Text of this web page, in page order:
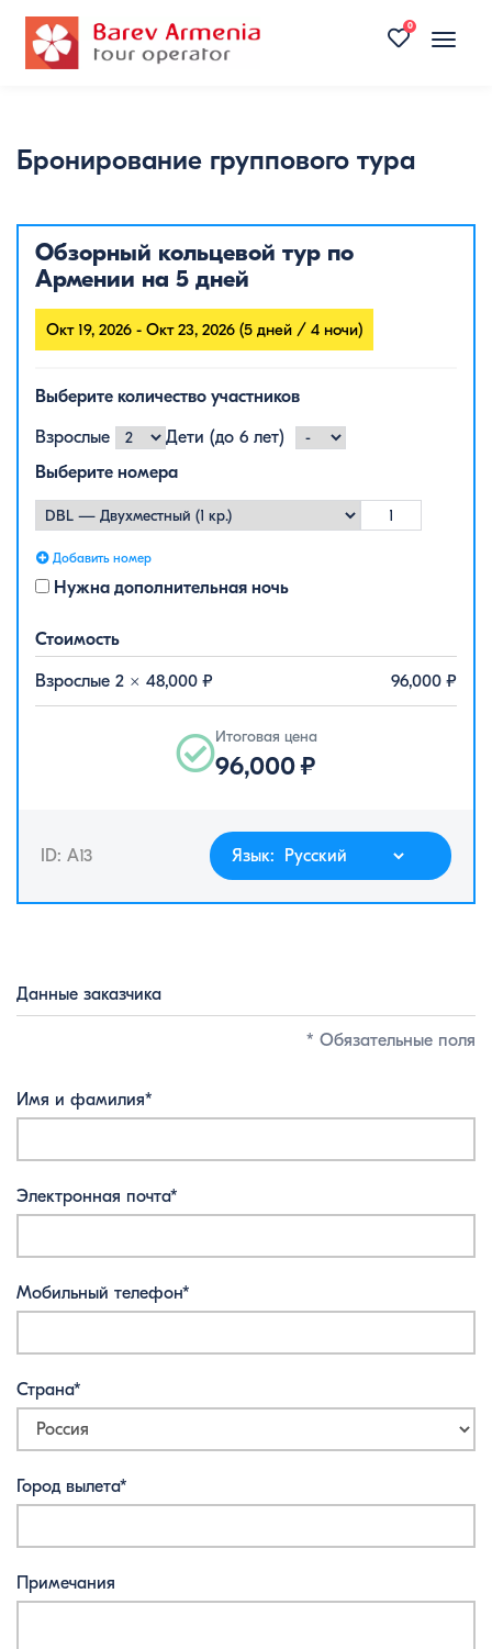
Toggle
0
Бронирование группового тура
Обзорный кольцевой тур по
Армении на 5 дней
Окт 19, 2026 - Окт 23, 2026 (5 дней / 4 ночи)
Итоговая цена
96,000₽
Выберите количество участников
Взрослые
Дети (до 6 лет)
Выберите номера
Добавить номер
Нужна дополнительная ночь
Стоимость
Взрослые 2 × 48,000 ₽ 96,000 ₽
ID: A13 Язык:
Данные заказчика
* Обязательные поля
Имя и фамилия*
Электронная почта*
Мобильный телефон*
Страна*
Город вылета*
Примечания